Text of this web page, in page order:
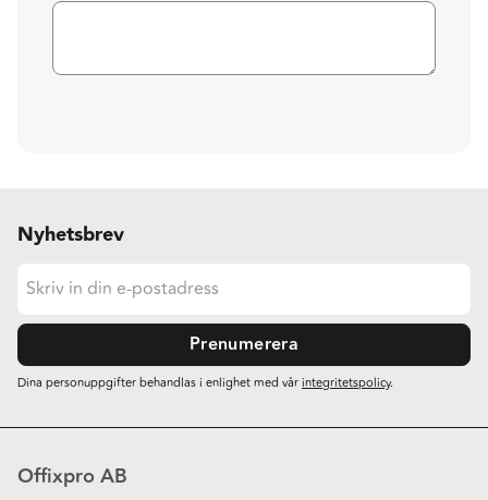
Nyhetsbrev
Prenumerera
Dina personuppgifter behandlas i enlighet med vårintegritetspolicy.
Offixpro AB